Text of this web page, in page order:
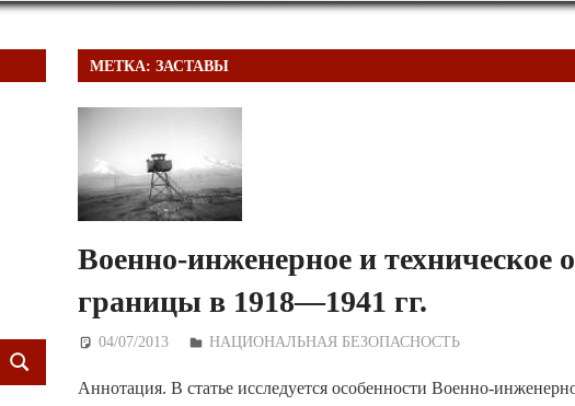
МЕТКА:ЗАСТАВЫ
Военно-инженерное и техническое
границы в 1918—1941 гг.
04/07/2013 Дежурный по Редакции
НАЦИОНАЛЬНАЯ БЕЗОПАСНОСТЬ
Аннотация. В статье исследуется особенности Военно-
ПОИСК